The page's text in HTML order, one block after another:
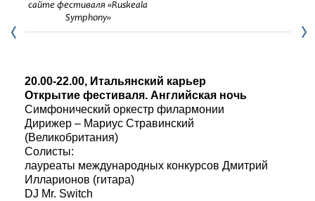
сайте фестиваля «Ruskeala
Symphony»
20.00-22.00, Итальянский карьер
Открытие фестиваля. Английская ночь
Симфонический оркестр филармонии
Дирижер – Мариус Стравинский
(Великобритания)
Солисты:
лауреаты международных конкурсов Дмитрий
Илларионов (гитара)
DJ Mr. Switch